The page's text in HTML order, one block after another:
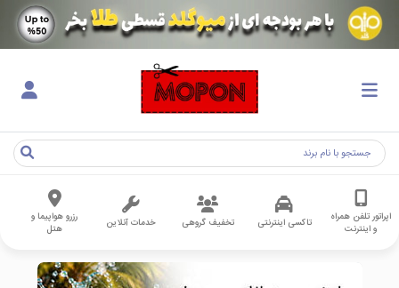
اپراتور تلفن همراه
و اینترنت
تاکسی اینترنتی تخفیف گروهی خدمات آنلاین
رزرو هواپیما و
هتل